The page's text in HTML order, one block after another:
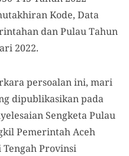
Kode, Data
dan Pulau Tahun
2022.
persoalan ini, mari
dipublikasikan pada
Sengketa Pulau
Pemerintah Aceh
Provinsi